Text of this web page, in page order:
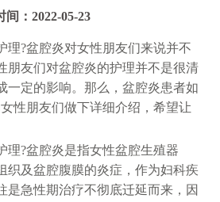
间：2022-05-23
理?盆腔炎对女性朋友们来说并不
朋友们对盆腔炎的护理并不是很清
一定的影响。那么，盆腔炎患者如
性朋友们做下详细介绍，希望让
理?盆腔炎是指女性盆腔生殖器
织及盆腔腹膜的炎症，作为妇科疾
是急性期治疗不彻底迁延而来，因